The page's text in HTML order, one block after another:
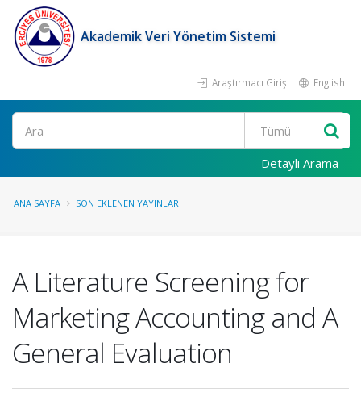
Akademik Veri Yönetim Sistemi
Araştırmacı Girişi English
Ara
Detaylı Arama
ANA SAYFA SON EKLENEN YAYINLAR
A Literature Screening for
Marketing Accounting and A
General Evaluation